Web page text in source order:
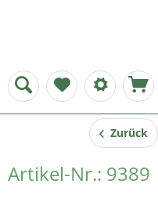
Zurück
Artikel-Nr.: 9389